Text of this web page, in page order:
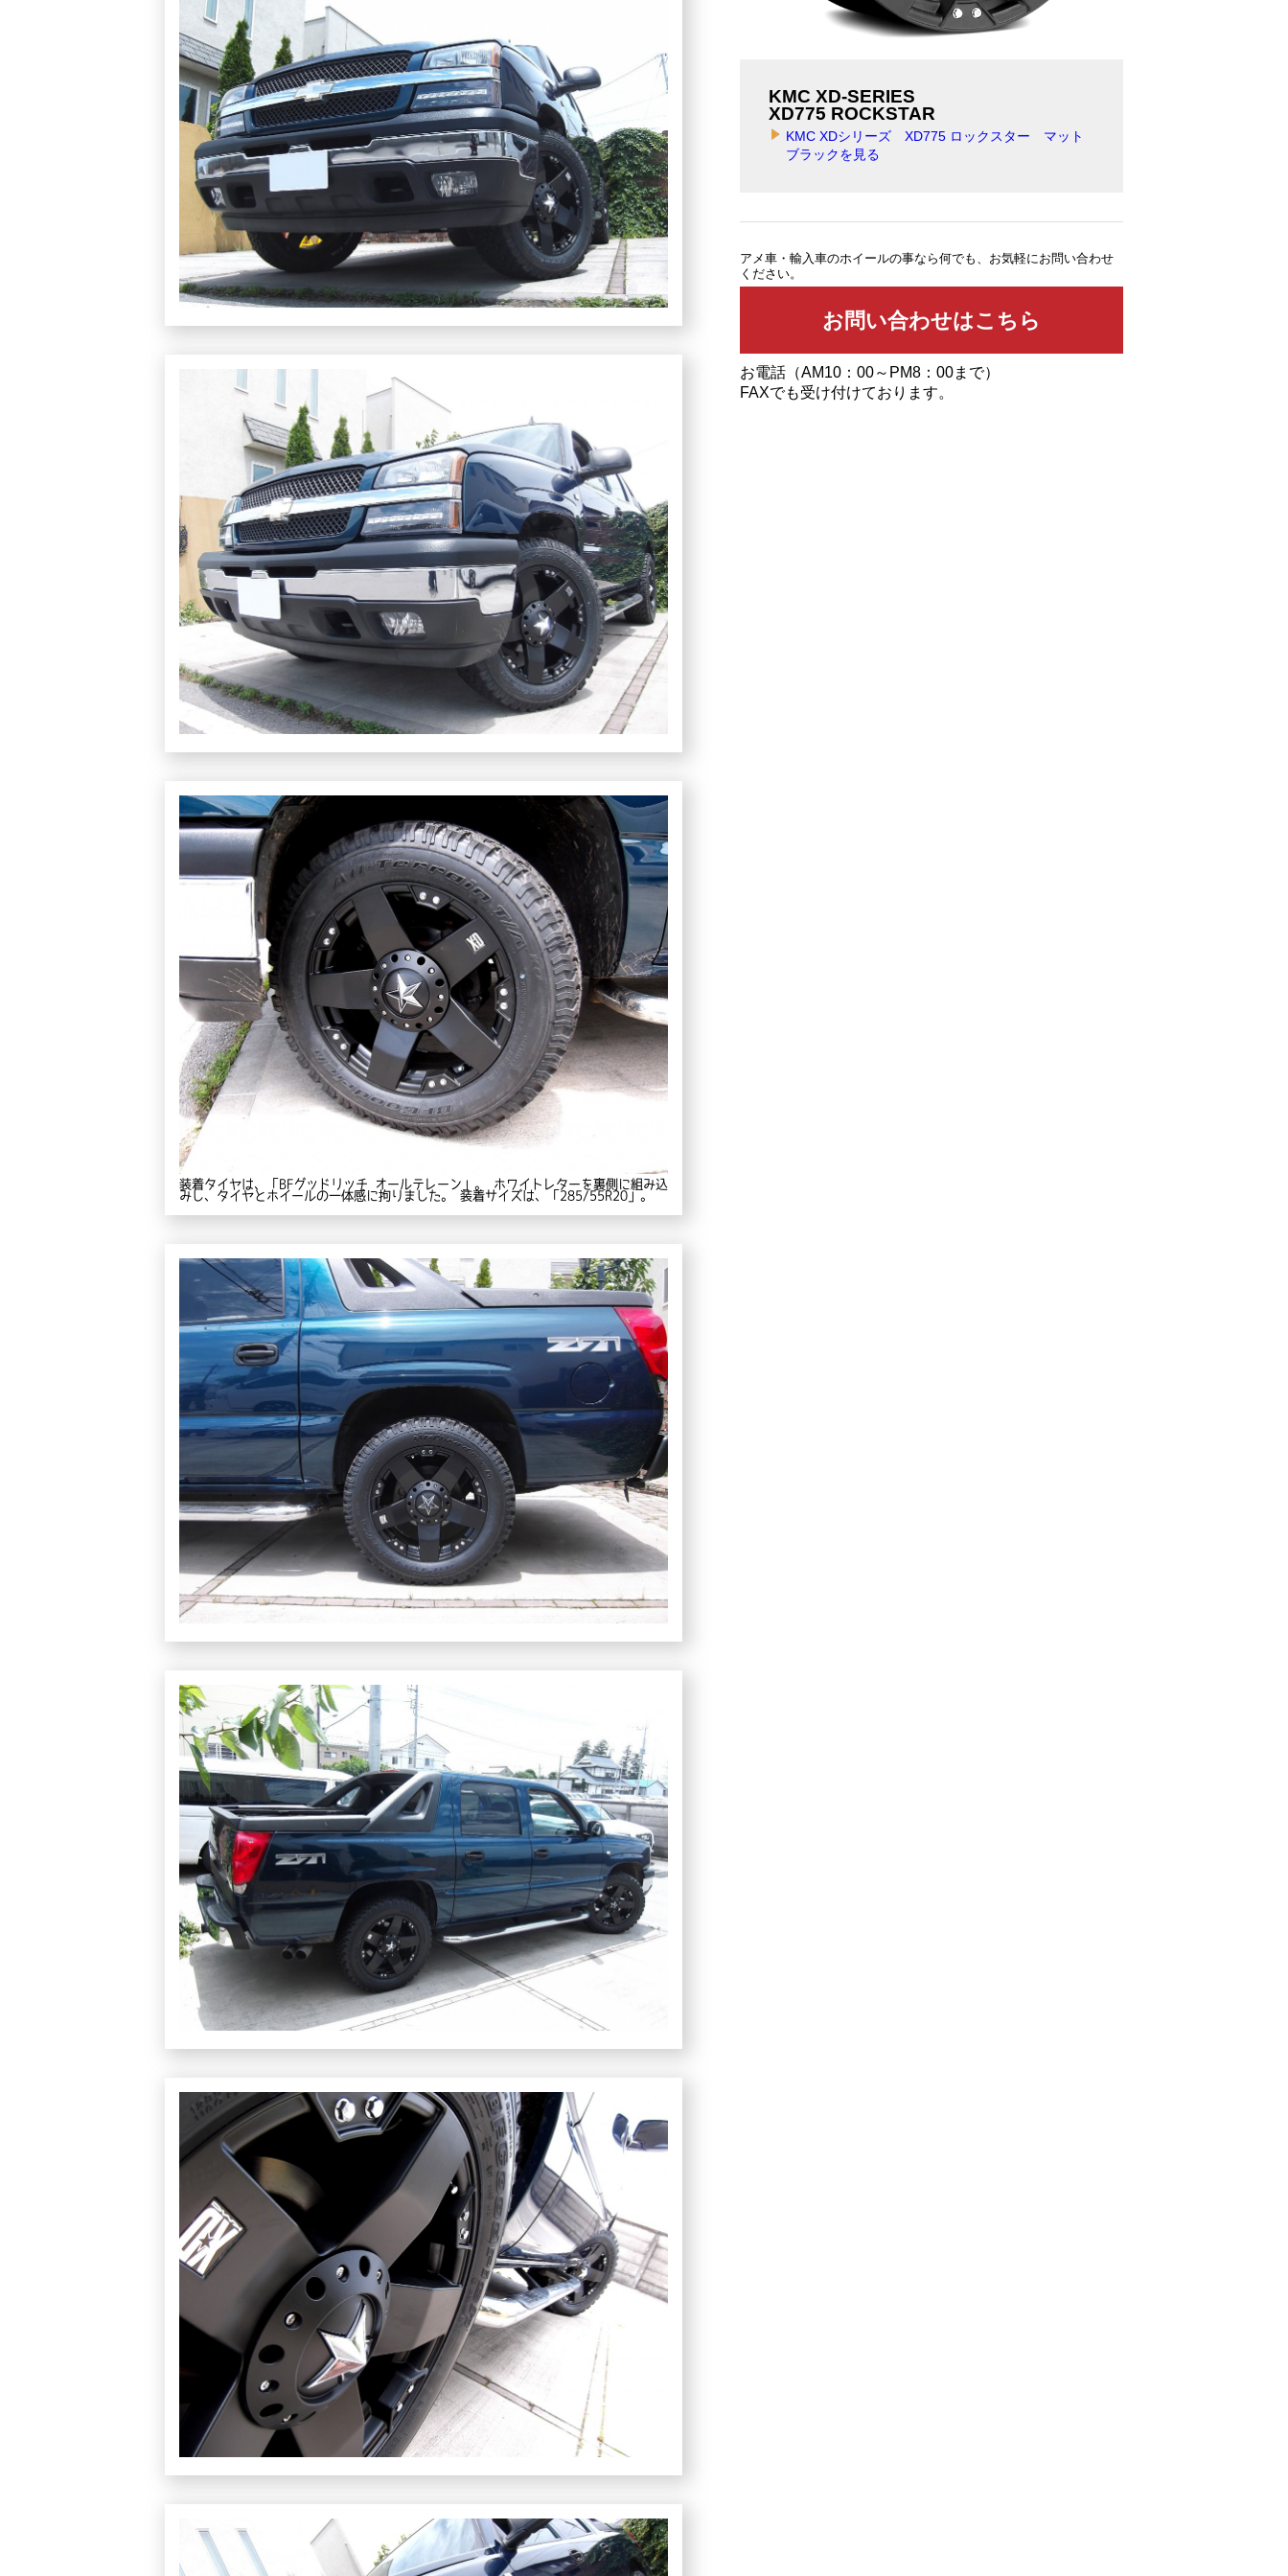
装着タイヤは、「BFグッドリッチ オールテレーン」。 ホワイトレターを裏側に組み込
みし、タイヤとホイールの一体感に拘りました。 装着サイズは、「285/55R20」。
KMC XD-SERIES
XD775 ROCKSTAR
KMC XDシリーズ XD775 ロックスター マット
ブラックを見る
アメ車・輸入車のホイールの事なら何でも、お気軽にお問い合わせ
ください。
お電話（AM10：00～PM8：00まで）
FAXでも受け付けております。